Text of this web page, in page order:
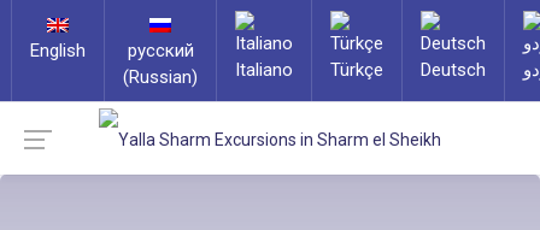
English
русский
(Russian)
Italiano Türkçe Deutsch